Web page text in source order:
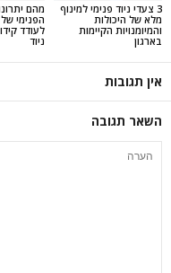
מהם יתרונות הניוד
הפנימי של טלנטים ואיך
לעודד קידום רוחבי ע"י
ניוד
למינוף